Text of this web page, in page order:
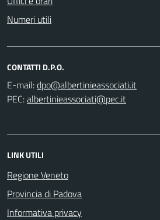
Numeri utili
CONTATTI D.P.O.
E-mail:
PEC:
LINK UTILI
Regione Veneto
Provincia di Padova
Informativa privacy